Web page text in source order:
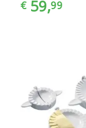
€ 59,99